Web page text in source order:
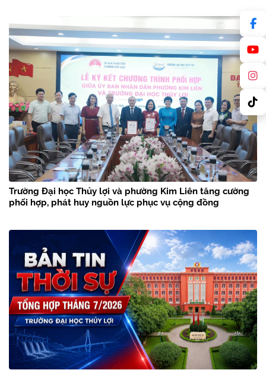
Trường Đại học Thủy lợi và phường Kim Liên tăng cường
phối hợp, phát huy nguồn lực phục vụ cộng đồng